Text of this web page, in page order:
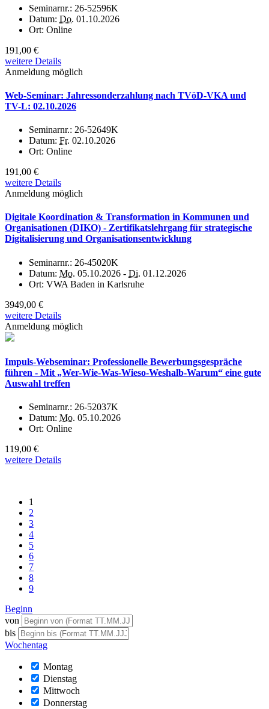
Seminarnr.: 26-52596K
Datum: Do. 01.10.2026
Ort: Online
191,00 €
weitere Details
Anmeldung möglich
Web-Seminar: Jahressonderzahlung nach TVöD-VKA und
TV-L: 02.10.2026
Seminarnr.: 26-52649K
Datum: Fr. 02.10.2026
Ort: Online
191,00 €
weitere Details
Anmeldung möglich
Digitale Koordination & Transformation in Kommunen und
Organisationen (DIKO) - Zertifikatslehrgang für strategische
Digitalisierung und Organisationsentwicklung
Seminarnr.: 26-45020K
Datum: Mo. 05.10.2026 - Di. 01.12.2026
Ort: VWA Baden in Karlsruhe
3949,00 €
weitere Details
Anmeldung möglich
Impuls-Webseminar: Professionelle Bewerbungsgespräche
führen - Mit „Wer-Wie-Was-Wieso-Weshalb-Warum“ eine gute
Auswahl treffen
Seminarnr.: 26-52037K
Datum: Mo. 05.10.2026
Ort: Online
119,00 €
weitere Details
1
2
3
4
5
6
7
8
9
Beginn
von
bis
Wochentag
Montag
Dienstag
Mittwoch
Donnerstag